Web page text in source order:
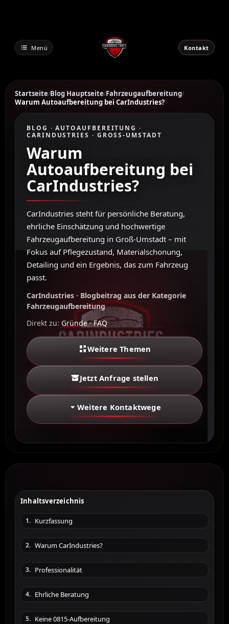
Menü Kontakt
Startseite/Blog Hauptseite/Fahrzeugaufbereitung/
Warum Autoaufbereitung bei CarIndustries?
BLOG · AUTOAUFBEREITUNG ·
CARINDUSTRIES · GROSS-UMSTADT
Warum
Autoaufbereitung bei
CarIndustries?
CarIndustries steht für persönliche Beratung,
ehrliche Einschätzung und hochwertige
Fahrzeugaufbereitung in Groß-Umstadt – mit
Fokus auf Pflegezustand, Materialschonung,
Detailing und ein Ergebnis, das zum Fahrzeug
passt.
CarIndustries · Blogbeitrag aus der Kategorie
Fahrzeugaufbereitung
Direkt zu: Gründe·FAQ
Weitere Themen
Jetzt Anfrage stellen
Weitere Kontaktwege
Inhaltsverzeichnis
1. Kurzfassung
2. Warum CarIndustries?
3. Professionalität
4. Ehrliche Beratung
5. Keine 0815-Aufbereitung